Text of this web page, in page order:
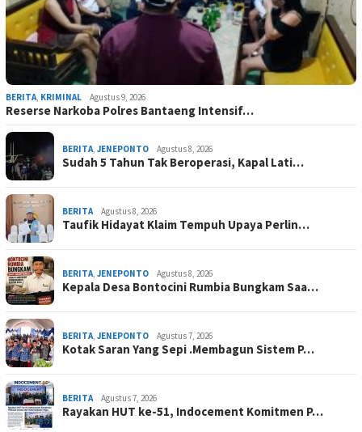
BERITA, KRIMINAL Agustus 9, 2026
Reserse Narkoba Polres Bantaeng Intensif…
BERITA, JENEPONTO Agustus 8, 2026
Sudah 5 Tahun Tak Beroperasi, Kapal Lati…
BERITA Agustus 8, 2026
Taufik Hidayat Klaim Tempuh Upaya Perlin…
BERITA, JENEPONTO Agustus 8, 2026
Kepala Desa Bontocini Rumbia Bungkam Saa…
BERITA, JENEPONTO Agustus 7, 2026
Kotak Saran Yang Sepi .Membagun Sistem P…
BERITA Agustus 7, 2026
Rayakan HUT ke-51, Indocement Komitmen P…